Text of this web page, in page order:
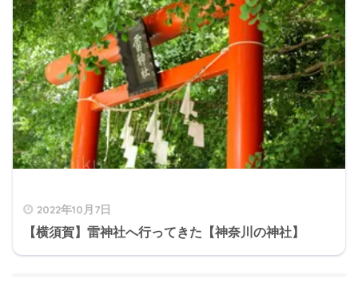
2022年10月7日
【横須賀】雷神社へ行ってきた【神奈川の神社】